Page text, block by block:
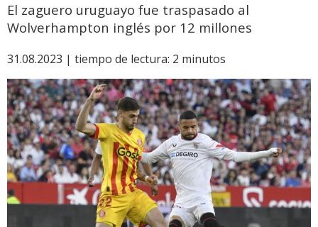
El zaguero uruguayo fue traspasado al
Wolverhampton inglés por 12 millones
31.08.2023 | tiempo de lectura: 2 minutos